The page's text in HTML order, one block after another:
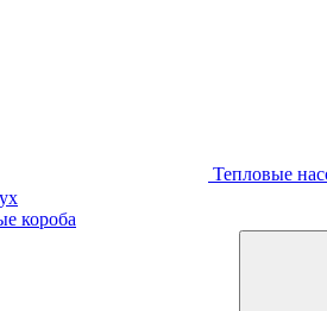
Тепловые
короба